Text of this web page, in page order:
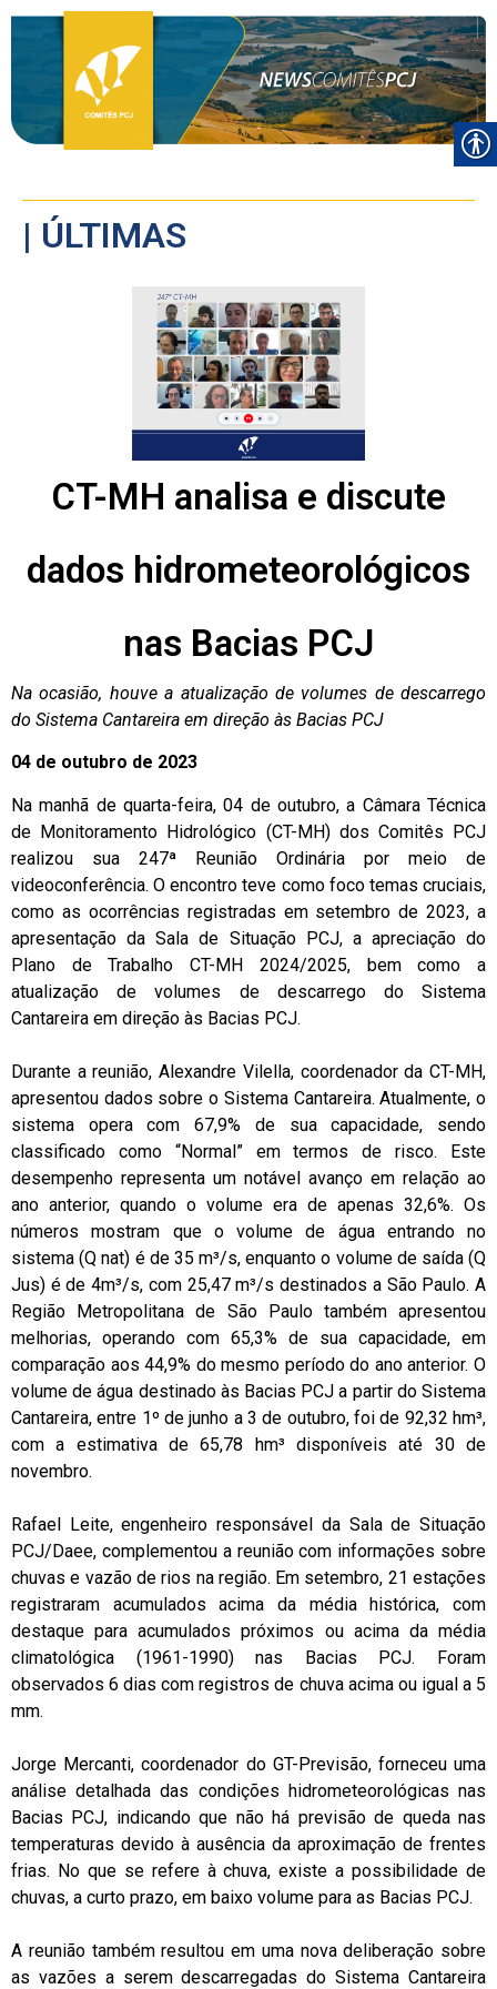
| ÚLTIMAS
CT-MH analisa e discute
dados hidrometeorológicos
nas Bacias PCJ
Na ocasião, houve a atualização de volumes de descarrego
do Sistema Cantareira em direção às Bacias PCJ
04 de outubro de 2023
Na manhã de quarta-feira, 04 de outubro, a Câmara Técnica
de Monitoramento Hidrológico (CT-MH) dos Comitês PCJ
realizou sua 247ª Reunião Ordinária por meio de
videoconferência. O encontro teve como foco temas cruciais,
como as ocorrências registradas em setembro de 2023, a
apresentação da Sala de Situação PCJ, a apreciação do
Plano de Trabalho CT-MH 2024/2025, bem como a
atualização de volumes de descarrego do Sistema
Cantareira em direção às Bacias PCJ.
Durante a reunião, Alexandre Vilella, coordenador da CT-MH,
apresentou dados sobre o Sistema Cantareira. Atualmente, o
sistema opera com 67,9% de sua capacidade, sendo
classificado como “Normal” em termos de risco. Este
desempenho representa um notável avanço em relação ao
ano anterior, quando o volume era de apenas 32,6%. Os
números mostram que o volume de água entrando no
sistema (Q nat) é de 35 m³/s, enquanto o volume de saída (Q
Jus) é de 4m³/s, com 25,47 m³/s destinados a São Paulo. A
Região Metropolitana de São Paulo também apresentou
melhorias, operando com 65,3% de sua capacidade, em
comparação aos 44,9% do mesmo período do ano anterior. O
volume de água destinado às Bacias PCJ a partir do Sistema
Cantareira, entre 1º de junho a 3 de outubro, foi de 92,32 hm³,
com a estimativa de 65,78 hm³ disponíveis até 30 de
novembro.
Rafael Leite, engenheiro responsável da Sala de Situação
PCJ/Daee, complementou a reunião com informações sobre
chuvas e vazão de rios na região. Em setembro, 21 estações
registraram acumulados acima da média histórica, com
destaque para acumulados próximos ou acima da média
climatológica (1961-1990) nas Bacias PCJ. Foram
observados 6 dias com registros de chuva acima ou igual a 5
mm.
Jorge Mercanti, coordenador do GT-Previsão, forneceu uma
análise detalhada das condições hidrometeorológicas nas
Bacias PCJ, indicando que não há previsão de queda nas
temperaturas devido à ausência da aproximação de frentes
frias. No que se refere à chuva, existe a possibilidade de
chuvas, a curto prazo, em baixo volume para as Bacias PCJ.
A reunião também resultou em uma nova deliberação sobre
as vazões a serem descarregadas do Sistema Cantareira